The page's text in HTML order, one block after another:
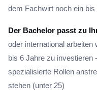
dem Fachwirt noch ein
Der Bachelor passt zu
oder international arbeiten
bis 6 Jahre zu investieren
spezialisierte Rollen
stehen (unter 25)